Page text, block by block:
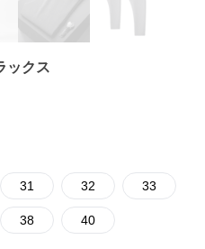
ックス
31 32 33
38 40